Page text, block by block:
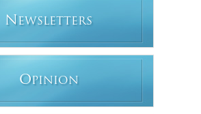
N EWSLETTERS
OPINION